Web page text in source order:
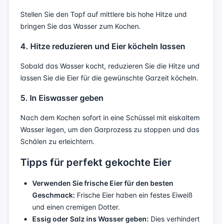
Stellen Sie den Topf auf mittlere bis hohe Hitze und
bringen Sie das Wasser zum Kochen.
4. Hitze reduzieren und Eier köcheln lassen
Sobald das Wasser kocht, reduzieren Sie die Hitze und
lassen Sie die Eier für die gewünschte Garzeit köcheln.
5. In Eiswasser geben
Nach dem Kochen sofort in eine Schüssel mit eiskaltem
Wasser legen, um den Garprozess zu stoppen und das
Schälen zu erleichtern.
Tipps für perfekt gekochte Eier
Verwenden Sie frische Eier für den besten
Geschmack: Frische Eier haben ein festes Eiweiß
und einen cremigen Dotter.
Essig oder Salz ins Wasser geben: Dies verhindert